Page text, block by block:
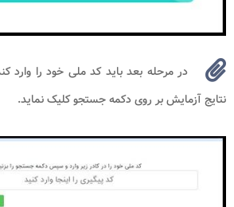
در مرحله بعد باید کد ملی خود را
نتایج آزمایش بر روی دکمه جستجو کلیک نماید.